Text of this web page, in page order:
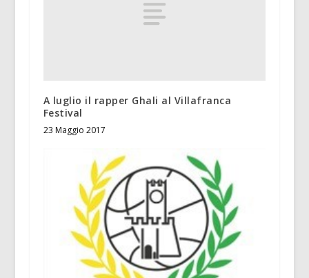
A luglio il rapper Ghali al Villafranca
Festival
23 Maggio 2017